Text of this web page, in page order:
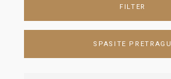
FILTER
SPASITE PRETRAGU